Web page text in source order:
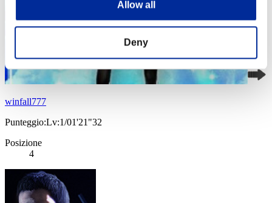
Allow all
Deny
winfall777
Punteggio:Lv:1/01'21"32
Posizione
4